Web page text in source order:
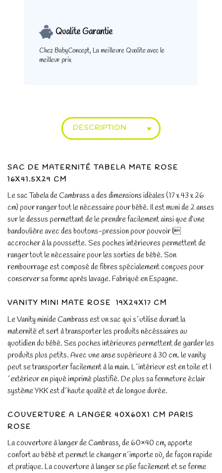
Qualite Garantie
Chez BabyConcept, La meilleure Qualiteavec le
meilleur prix
DESCRIPTION
SAC DE MATERNITÉ TABELA MATE ROSE
16X41.5X29 CM
Le sac Tabela de Cambrass a des dimensions idéales (17 x 43 x 26
cm) pour ranger tout le nécessaire pour bébé. Il est muni de 2 anses
sur le dessus permettant de le prendre facilement ainsi que d’une
bandoulière avec des boutons-pression pour pouvoir l
accrocher à la poussette. Ses poches intérieures permettent de
ranger tout le nécessaire pour les sorties de bébé. Son
rembourrage est composé de fibres spécialement conçues pour
conserver sa forme après lavage. Fabriqué en Espagne.
VANITY MINI MATE ROSE 19X24X17 CM
Le Vanity minide Cambrass est un sac qui s´utilise durant la
maternité et sert à transporter les produits nécéssaires au
quotidien du bébé. Ses poches intérieures permettent de garder les
produits plus petits. Avec une anse supérieure à 30 cm. le vanity
peut se transporter facilement à la main. L´intérieur est en toile et l
´extérieur en piqué imprimé plastifié. De plus sa fermeture éclair
système YKK est d´haute qualité et de longue durée.
COUVERTURE A LANGER 40X60X1 CM PARIS
ROSE
La couverture à langer de Cambrass, de 60×40 cm, apporte
confort au bébé et permet le changer n´importe où, de façon rapide
et pratique. La couverture à langer se plie facilement et se ferme